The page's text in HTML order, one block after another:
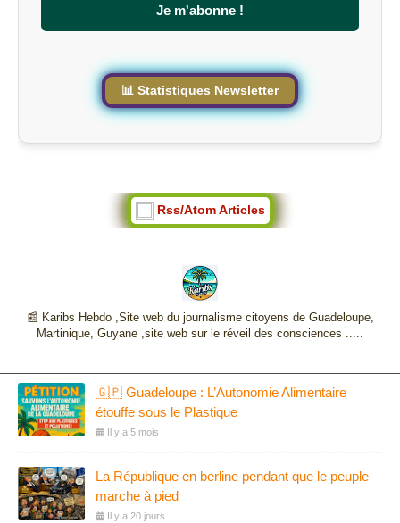
Je m'abonne !
📊 Statistiques Newsletter
Rss/Atom Articles
📰 Karibs Hebdo ,Site web du journalisme citoyens de Guadeloupe,
Martinique, Guyane ,site web sur le réveil des consciences .....
🇬🇵 Guadeloupe : L’Autonomie Alimentaire
étouffe sous le Plastique
Il y a 5 mois
La République en berline pendant que le peuple
marche à pied
Il y a 20 jours